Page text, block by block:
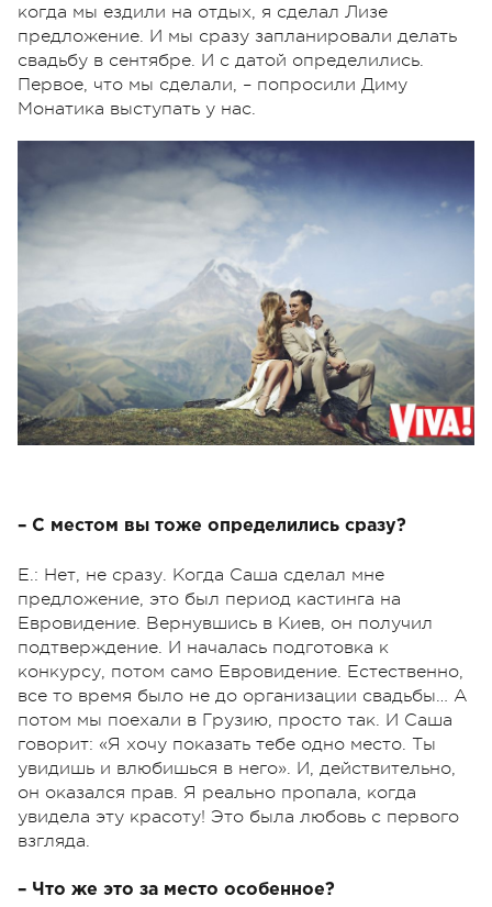
когда мы ездили на отдых, я сделал Лизе
предложение. И мы сразу запланировали делать
свадьбу в сентябре. И с датой определились.
Первое, что мы сделали, – попросили Диму
Монатика выступать у нас.
– С местом вы тоже определились сразу?
Е.: Нет, не сразу. Когда Саша сделал мне
предложение, это был период кастинга на
Евровидение. Вернувшись в Киев, он получил
подтверждение. И началась подготовка к
конкурсу, потом само Евровидение. Естественно,
все то время было не до организации свадьбы… А
потом мы поехали в Грузию, просто так. И Саша
говорит: «Я хочу показать тебе одно место. Ты
увидишь и влюбишься в него». И, действительно,
он оказался прав. Я реально пропала, когда
увидела эту красоту! Это была любовь с первого
взгляда.
– Что же это за место особенное?